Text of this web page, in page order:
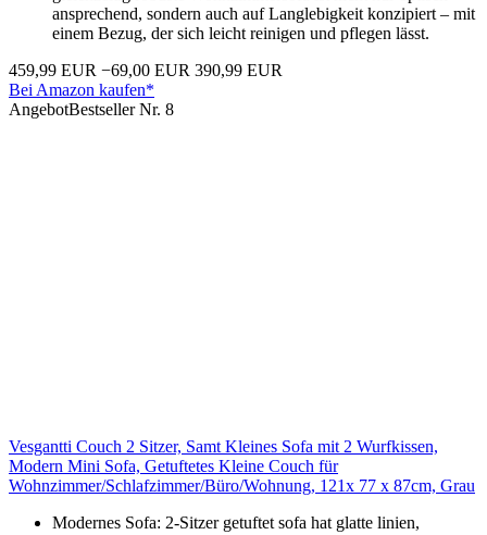
ansprechend, sondern auch auf Langlebigkeit konzipiert – mit
einem Bezug, der sich leicht reinigen und pflegen lässt.
459,99 EUR −69,00 EUR 390,99 EUR
Bei Amazon kaufen*
AngebotBestseller Nr. 8
Vesgantti Couch 2 Sitzer, Samt Kleines Sofa mit 2 Wurfkissen,
Modern Mini Sofa, Getuftetes Kleine Couch für
Wohnzimmer/Schlafzimmer/Büro/Wohnung, 121x 77 x 87cm, Grau
Modernes Sofa: 2-Sitzer getuftet sofa hat glatte linien,